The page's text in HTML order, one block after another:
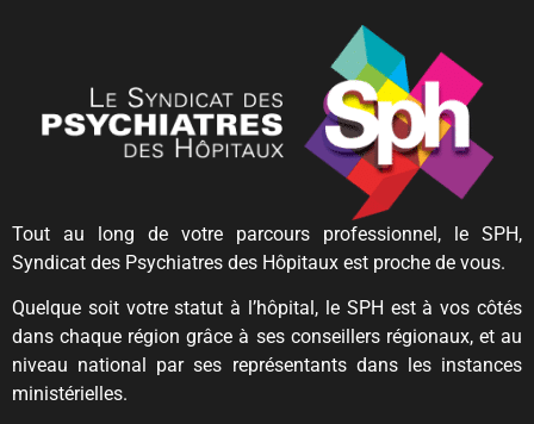
Tout au long de votre parcours professionnel, le SPH,
Syndicat des Psychiatres des Hôpitaux est proche de vous.
Quelque soit votre statut à l’hôpital, le SPH est à vos côtés
dans chaque région grâce à ses conseillers régionaux, et au
niveau national par ses représentants dans les instances
ministérielles.